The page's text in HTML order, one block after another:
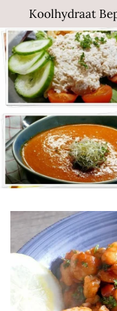
direct
naar
de
hoofdinhoud
Koolhydraat